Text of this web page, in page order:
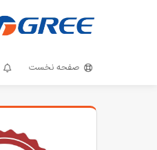
صفحه نخست